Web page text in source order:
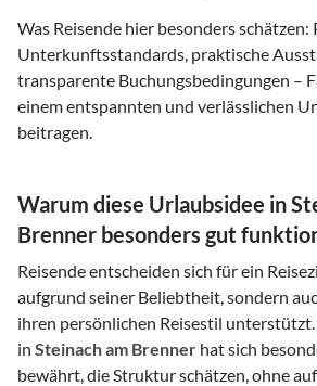
Was Reisende hier besonders schätzen:
Unterkunftsstandards, praktische
transparente Buchungsbedingungen –
einem entspannten und verlässlichen
beitragen.
Warum diese Urlaubsidee in
Brenner besonders gut
Reisende entscheiden sich für ein
aufgrund seiner Beliebtheit, sondern
ihren persönlichen Reisestil unterstützt.
in Steinach am Brenner hat sich
bewährt, die Struktur schätzen, ohne